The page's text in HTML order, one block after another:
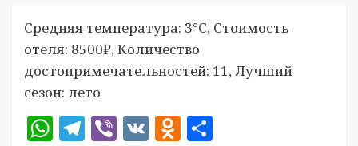
Средняя температура: 3°C, Стоимость
отеля: 8500₽, Количество
достопримечательностей: 11, Лучший
сезон: лето
WhatsApp
Telegram
Viber
VKOdnoklassniki